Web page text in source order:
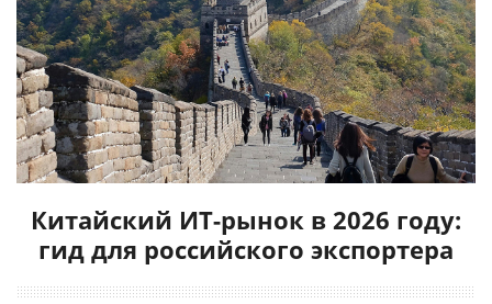
Китайский ИТ-рынок в 2026 году:
гид для российского экспортера